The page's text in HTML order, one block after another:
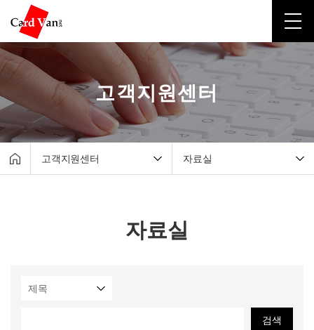
고객지원센터
고객지원센터
간편결제
자료실
자료실
자료실